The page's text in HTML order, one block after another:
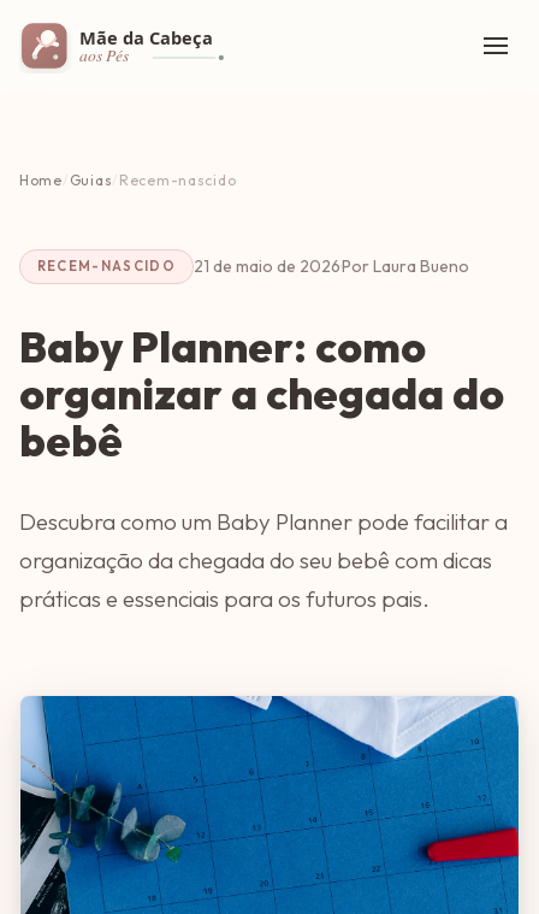
Home Guias Recem-nascido
RECEM-NASCIDO 21 de maio de 2026·Por Laura Bueno
Baby Planner: como
organizar a chegada do
bebê
Descubra como um Baby Planner pode facilitar a
organização da chegada do seu bebê com dicas
práticas e essenciais para os futuros pais.